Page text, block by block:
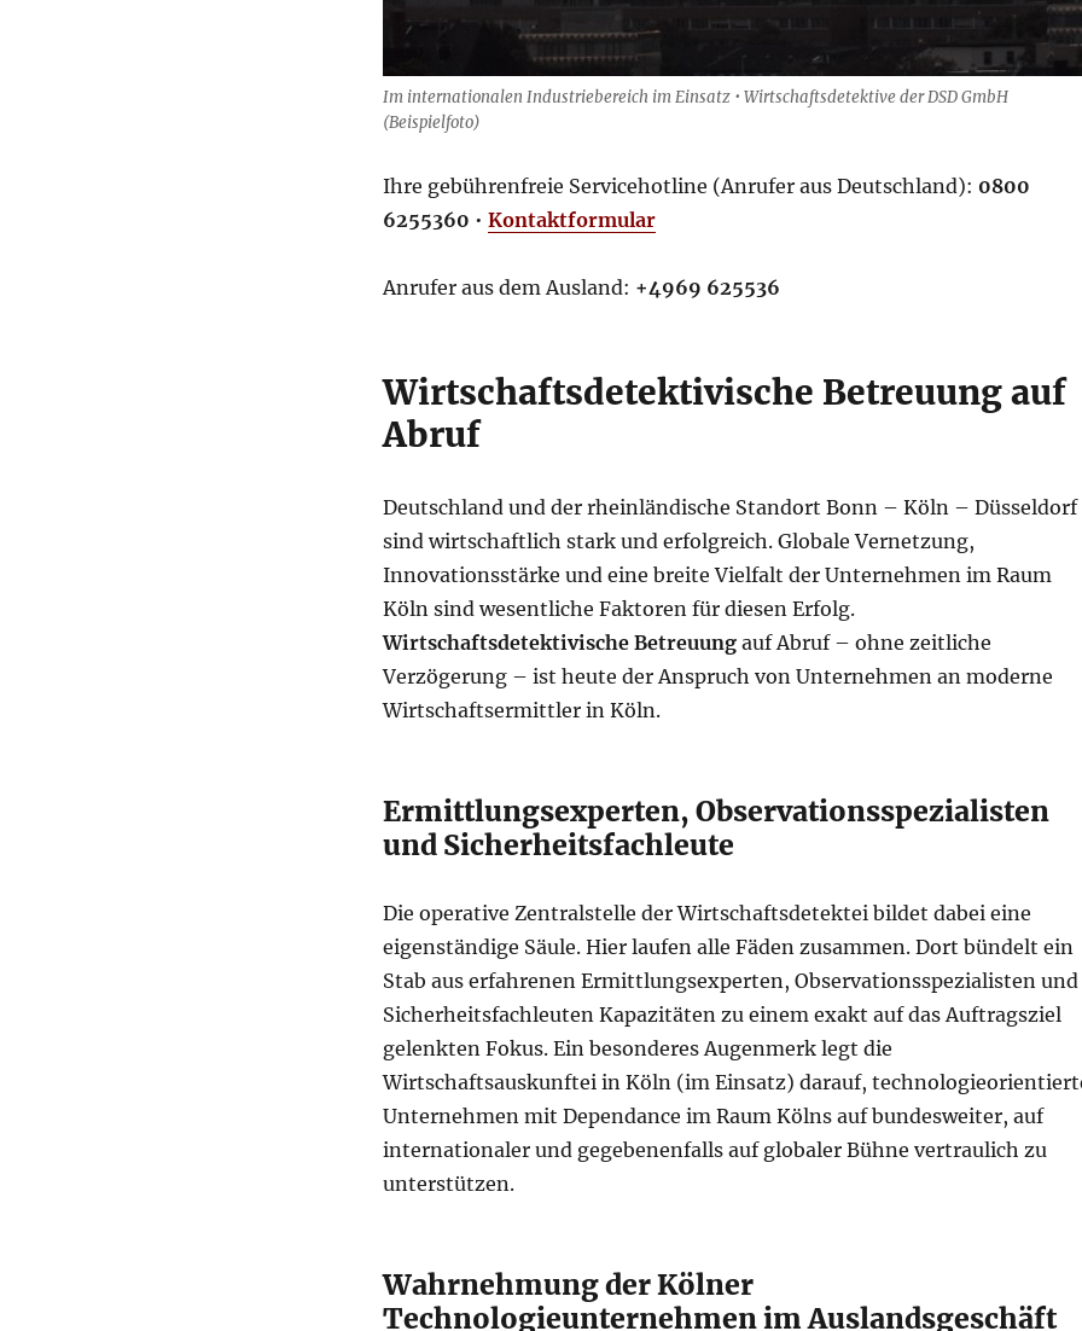
Im internationalen Industriebereich im Einsatz • Wirtschaftsdetektive der DSD GmbH
(Beispielfoto)
Ihre gebührenfreie Servicehotline (Anrufer aus Deutschland): 0800
6255360 • Kontaktformular
Anrufer aus dem Ausland: +4969 625536
Wirtschaftsdetektivische Betreuung auf
Abruf
Deutschland und der rheinländische Standort Bonn – Köln – Düsseldorf
sind wirtschaftlich stark und erfolgreich. Globale Vernetzung,
Innovationsstärke und eine breite Vielfalt der Unternehmen im Raum
Köln sind wesentliche Faktoren für diesen Erfolg.
Wirtschaftsdetektivische Betreuungauf Abruf – ohne zeitliche
Verzögerung – ist heute der Anspruch von Unternehmen an moderne
Wirtschaftsermittler in Köln.
Ermittlungsexperten, Observationsspezialisten
und Sicherheitsfachleute
Die operative Zentralstelle der Wirtschaftsdetektei bildet dabei eine
eigenständige Säule. Hier laufen alle Fäden zusammen. Dort bündelt ein
Stab aus erfahrenen Ermittlungsexperten, Observationsspezialisten und
Sicherheitsfachleuten Kapazitäten zu einem exakt auf das Auftragsziel
gelenkten Fokus. Ein besonderes Augenmerk legt die
Wirtschaftsauskunftei in Köln (im Einsatz) darauf,
Unternehmen mit Dependance im Raum Kölns auf bundesweiter, auf
internationaler und gegebenenfalls auf globaler Bühne vertraulich zu
unterstützen.
Wahrnehmung der Kölner
Technologieunternehmen im Auslandsgeschäft